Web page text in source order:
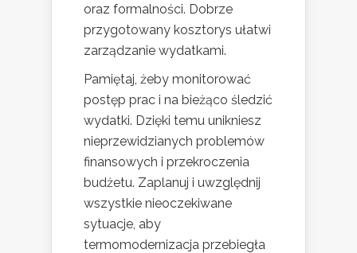
oraz formalności. Dobrze
przygotowany kosztorys ułatwi
zarządzanie wydatkami.
Pamiętaj, żeby monitorować
postęp prac i na bieżąco śledzić
wydatki. Dzięki temu unikniesz
nieprzewidzianych problemów
finansowych i przekroczenia
budżetu. Zaplanuj i uwzględnij
wszystkie nieoczekiwane
sytuacje, aby
termomodernizacja przebiegła